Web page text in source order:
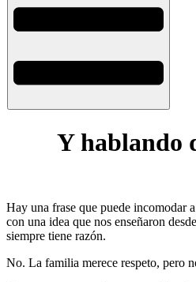
Y hablando
Hay una frase que puede incomodar
con una idea que nos enseñaron
siempre tiene razón.
No. La familia merece respeto, pero